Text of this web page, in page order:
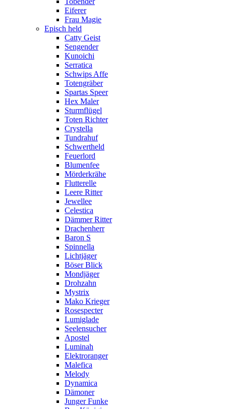
Eiferer
Frau Magie
Episch held
Catty Geist
Sengender
Kunoichi
Serratica
Schwips Affe
Totengräber
Spartas Speer
Hex Maler
Sturmflügel
Toten Richter
Crystella
Tundrahuf
Schwertheld
Feuerlord
Blumenfee
Mörderkrähe
Flutterelle
Leere Ritter
Jewellee
Celestica
Dämmer Ritter
Drachenherr
Baron S
Spinnella
Lichtjäger
Böser Blick
Mondjäger
Drohzahn
Mystrix
Mako Krieger
Rosespecter
Lumiglade
Seelensucher
Apostel
Luminah
Elektroranger
Malefica
Melody
Dynamica
Dämoner
Junger Funke